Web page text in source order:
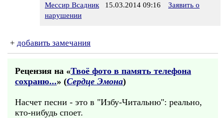
Мессир Всадник 15.03.2014 09:16
Заявить о
нарушении
+ добавить замечания
Рецензия на «Твоё фото в память телефона
сохраню...» (Сердце Эмона)
Насчет песни - это в "Избу-Читальню": реально,
кто-нибудь споет.